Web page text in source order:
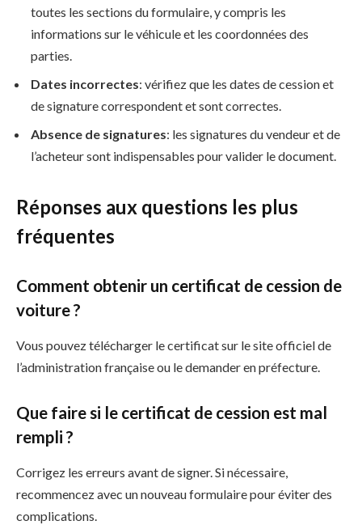
toutes les sections du formulaire, y compris les
informations sur le véhicule et les coordonnées des
parties.
Dates incorrectes: vérifiez que les dates de cession et
de signature correspondent et sont correctes.
Absence de signatures: les signatures du vendeur et de
l’acheteur sont indispensables pour valider le document.
Réponses aux questions les plus
fréquentes
Comment obtenir un certificat de cession de
voiture ?
Vous pouvez télécharger le certificat sur le site officiel de
l’administration française ou le demander en préfecture.
Que faire si le certificat de cession est mal
rempli ?
Corrigez les erreurs avant de signer. Si nécessaire,
recommencez avec un nouveau formulaire pour éviter des
complications.